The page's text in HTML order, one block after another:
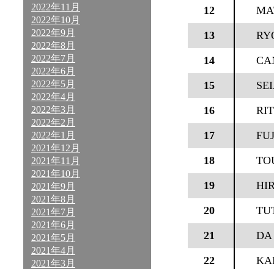
2022年11月
2022年10月
2022年9月
2022年8月
2022年7月
2022年6月
2022年5月
2022年4月
2022年3月
2022年2月
2022年1月
2021年12月
2021年11月
2021年10月
2021年9月
2021年8月
2021年7月
2021年6月
2021年5月
2021年4月
2021年3月
12
13
14
15
16
17
18
19
20
21 DA
22